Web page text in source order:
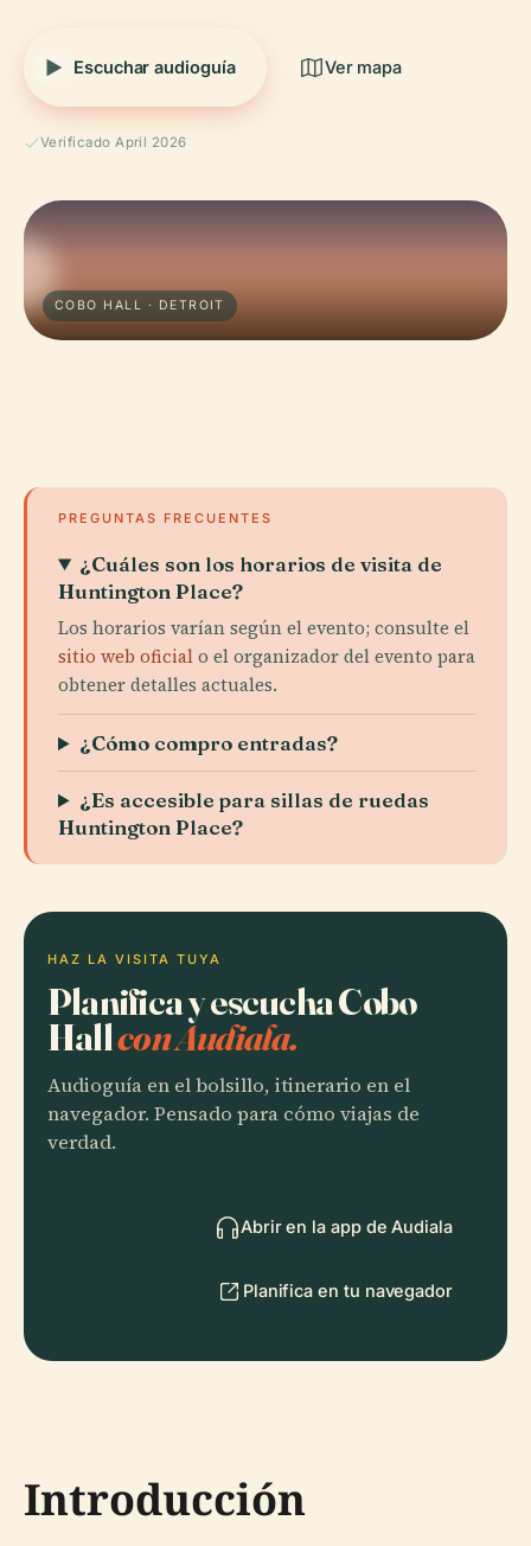
Escuchar audioguía Ver mapa
Verificado April 2026
COBO HALL · DETROIT
PREGUNTAS FRECUENTES
¿Cuáles son los horarios de visita de
Huntington Place?
Los horarios varían según el evento; consulte el
sitio web oficialo el organizador del evento para
obtener detalles actuales.
¿Cómo compro entradas?
¿Es accesible para sillas de ruedas
Huntington Place?
HAZ LA VISITA TUYA
Planifica y escucha Cobo
Hallcon Audiala.
Audioguía en el bolsillo, itinerario en el
navegador. Pensado para cómo viajas de
verdad.
Abrir en la app de Audiala
Planifica en tu navegador
Introducción